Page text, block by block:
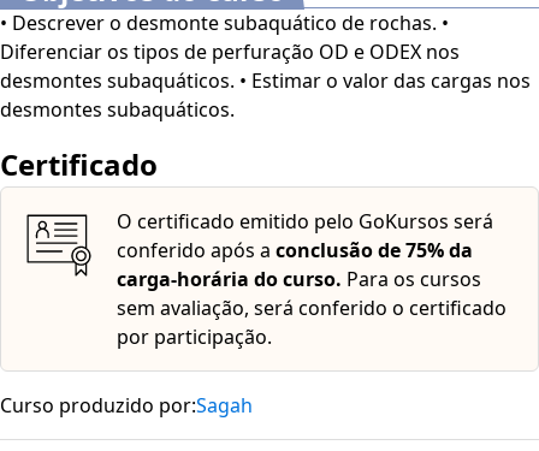
• Descrever o desmonte subaquático de rochas. •
Diferenciar os tipos de perfuração OD e ODEX nos
desmontes subaquáticos. • Estimar o valor das cargas nos
desmontes subaquáticos.
Certificado
O certificado emitido pelo GoKursos será
conferido após a conclusão de 75% da
carga-horária do curso. Para os cursos
sem avaliação, será conferido o certificado
por participação.
Curso produzido por:Sagah